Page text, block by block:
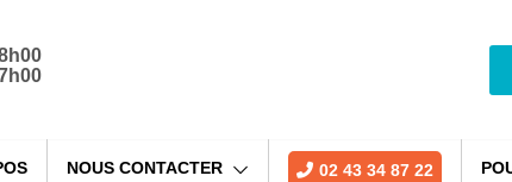
NOUS CONTACTER 02 43 34 87 22